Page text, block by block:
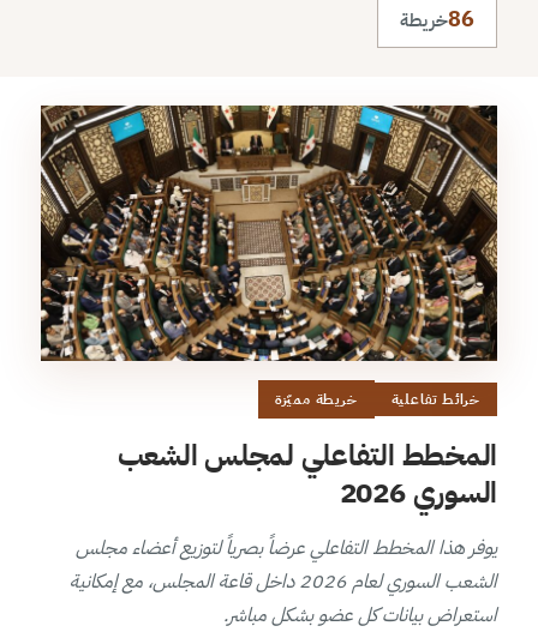
86خريطة
خرائط تفاعلية خريطة مميّزة
المخطط التفاعلي لمجلس الشعب
السوري 2026
يوفر هذا المخطط التفاعلي عرضاً بصرياً لتوزيع أعضاء مجلس
الشعب السوري لعام 2026 داخل قاعة المجلس، مع إمكانية
استعراض بيانات كل عضو بشكل مباشر.